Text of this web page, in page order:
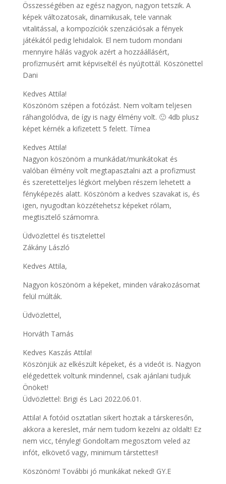
Összességében az egész nagyon, nagyon tetszik. A
képek változatosak, dinamikusak, tele vannak
vitalitással, a kompozíciók szenzációsak a fények
játékától pedig lehidalok. El nem tudom mondani
mennyire hálás vagyok azért a hozzáállásért,
profizmusért amit képviseltél és nyújtottál. Köszönettel
Dani
Kedves Attila!
Köszönöm szépen a fotózást. Nem voltam teljesen
ráhangolódva, de így is nagy élmény volt. 🙂 4db plusz
képet kérnék a kifizetett 5 felett. Tímea
Kedves Attila!
Nagyon köszönöm a munkádat/munkátokat és
valóban élmény volt megtapasztalni azt a profizmust
és szeretetteljes légkört melyben részem lehetett a
fényképezés alatt. Köszönöm a kedves szavakat is, és
igen, nyugodtan közzétehetsz képeket rólam,
megtisztelő számomra.
Üdvözlettel és tisztelettel
Zákány László
Kedves Attila,
Nagyon köszönöm a képeket, minden várakozásomat
felül múlták.
Üdvözlettel,
Horváth Tamás
Kedves Kaszás Attila!
Köszönjük az elkészült képeket, és a videót is. Nagyon
elégedettek voltunk mindennel, csak ajánlani tudjuk
Önöket!
Üdvözlettel: Brigi és Laci 2022.06.01.
Attila! A fotóid osztatlan sikert hoztak a társkeresőn,
akkora a kereslet, már nem tudom kezelni az oldalt! Ez
nem vicc, tényleg! Gondoltam megosztom veled az
infót, elkövető vagy, minimum társtettes!!
Köszönöm! További jó munkákat neked! GY.E